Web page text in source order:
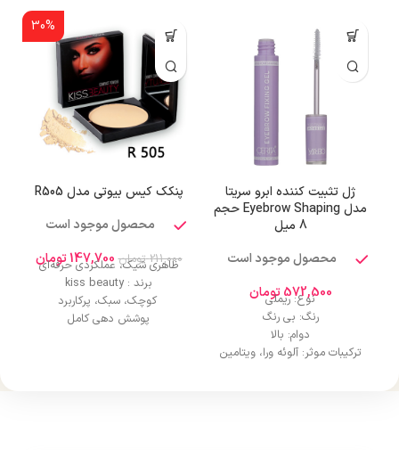
ژل تثبیت کننده ابرو سریتا
مدل Eyebrow Shaping حجم
8 میل
محصول موجود است
572,500 توماننوع: ریملی
رنگ: بی رنگ
دوام: بالا
ترکیبات موثر: آلوئه ورا، ویتامین
30%
پنکک کیس بیوتی مدل R505
محصول موجود است
211,000 تومان 147,700تومان
ظاهری شیک، عملکردی حرفه‌ای
برند : kiss beauty
کوچک، سبک، پرکاربرد
پوشش دهی کامل